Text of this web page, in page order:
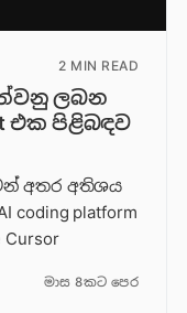
2 MIN READ
ලබන
එක පිළිබඳව
අතර අතිශය
platform
මාස 8කට පෙර